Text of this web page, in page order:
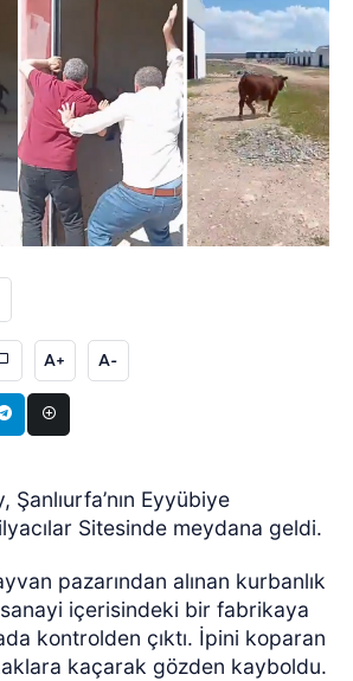
A+ A-
Şanlıurfa’nın Eyyübiye
Sitesinde meydana geldi.
pazarından alınan kurbanlık
içerisindeki bir fabrikaya
kontrolden çıktı. İpini koparan
kaçarak gözden kayboldu.